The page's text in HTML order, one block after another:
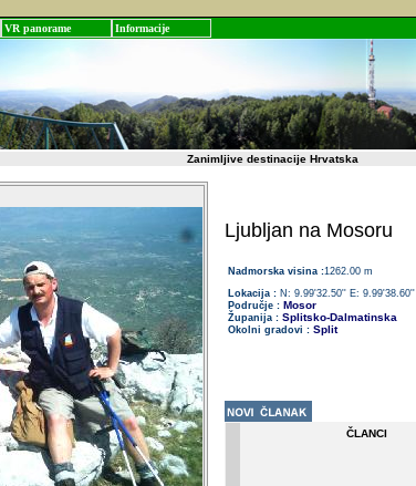
VR panorame Informacije
Zanimljive destinacije Hrvatska
Ljubljan na Mosoru
Nadmorska visina :1262.00 m
Lokacija :N: 9.99'32.50'' E: 9.99'38.60''
Područje :Mosor
Županija : Splitsko-Dalmatinska
Okolni gradovi : Split
ČLANCI